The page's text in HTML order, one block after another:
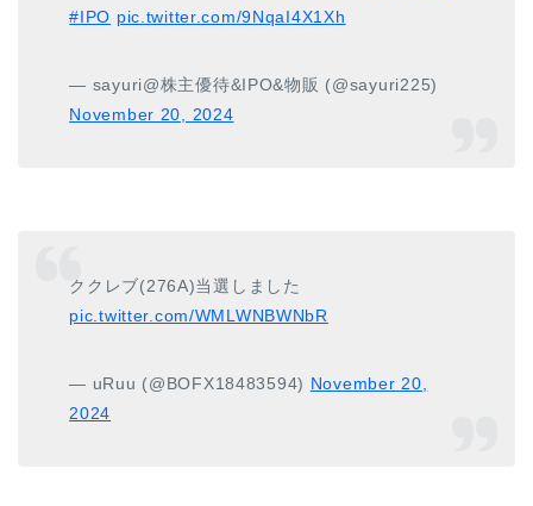
#IPO pic.twitter.com/9NqaI4X1Xh
— sayuri@株主優待&IPO&物販 (@sayuri225)
November 20, 2024
ククレブ(276A)当選しました
pic.twitter.com/WMLWNBWNbR
— uRuu (@BOFX18483594) November 20,
2024